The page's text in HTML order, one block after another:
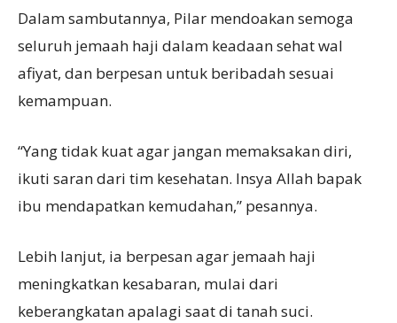
Dalam sambutannya, Pilar mendoakan semoga
seluruh jemaah haji dalam keadaan sehat wal
afiyat, dan berpesan untuk beribadah sesuai
kemampuan.
“Yang tidak kuat agar jangan memaksakan diri,
ikuti saran dari tim kesehatan. Insya Allah bapak
ibu mendapatkan kemudahan,” pesannya.
Lebih lanjut, ia berpesan agar jemaah haji
meningkatkan kesabaran, mulai dari
keberangkatan apalagi saat di tanah suci.